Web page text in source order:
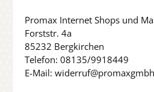
Promax Internet Shops und
Forststr. 4a
85232 Bergkirchen
Telefon: 08135/9918449
E-Mail: